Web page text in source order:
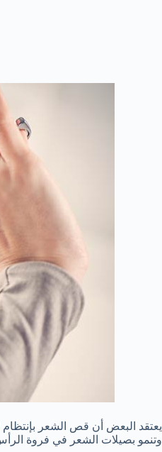
يعتقد البعض أن قص الشعر
وتنمو بصيلات الشعر في فروة